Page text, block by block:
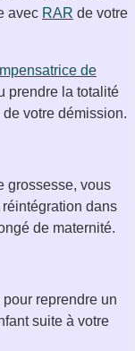
avec RAR de votre
de
prendre la totalité
votre démission.
grossesse, vous
dans
de maternité.
reprendre un
suite à votre